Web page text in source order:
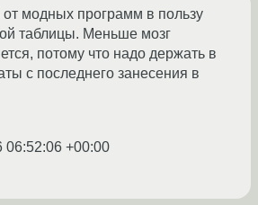
от модных программ в пользу
таблицы. Меньше мозг
потому что надо держать в
с последнего занесения в
06:52:06 +00:00